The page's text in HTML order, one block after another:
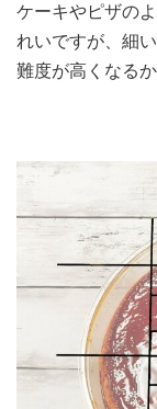
ケーキやピザの
れいですが、細
難度が高くなるか